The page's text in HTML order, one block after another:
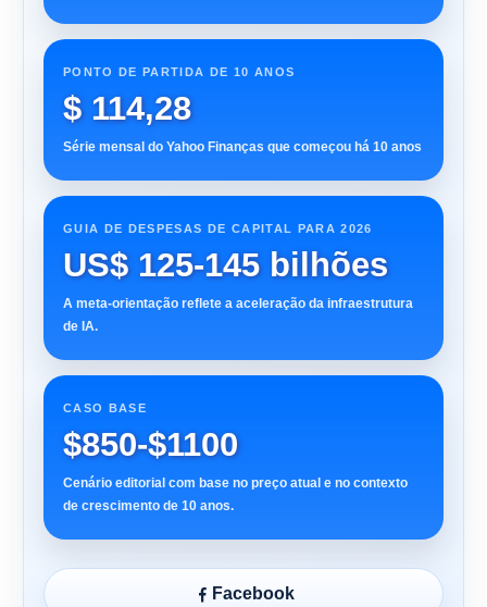
PONTO DE PARTIDA DE 10 ANOS
$ 114,28
Série mensal do Yahoo Finanças que começou há 10 anos
GUIA DE DESPESAS DE CAPITAL PARA 2026
US$ 125-145 bilhões
A meta-orientação reflete a aceleração da infraestrutura
de IA.
CASO BASE
$850-$1100
Cenário editorial com base no preço atual e no contexto
de crescimento de 10 anos.
Facebook